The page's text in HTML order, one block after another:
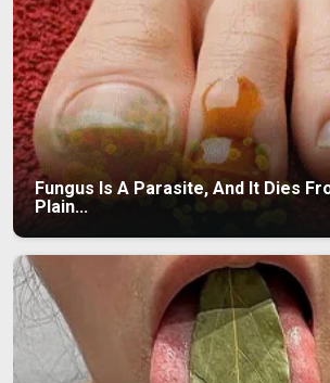
Fungus Is A Parasite, And It Dies
Plain...